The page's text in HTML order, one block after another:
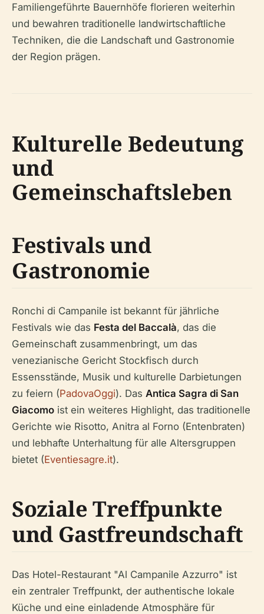
Familiengeführte Bauernhöfe florieren weiterhin
und bewahren traditionelle landwirtschaftliche
Techniken, die die Landschaft und Gastronomie
der Region prägen.
Kulturelle Bedeutung
und
Gemeinschaftsleben
Festivals und
Gastronomie
Ronchi di Campanile ist bekannt für jährliche
Festivals wie das Festa del Baccalà, das die
Gemeinschaft zusammenbringt, um das
venezianische Gericht Stockfisch durch
Essensstände, Musik und kulturelle Darbietungen
zu feiern (PadovaOggi). Das Antica Sagra di San
Giacomo ist ein weiteres Highlight, das traditionelle
Gerichte wie Risotto, Anitra al Forno (Entenbraten)
und lebhafte Unterhaltung für alle Altersgruppen
bietet (Eventiesagre.it).
Soziale Treffpunkte
und Gastfreundschaft
Das Hotel-Restaurant "Al Campanile Azzurro" ist
ein zentraler Treffpunkt, der authentische lokale
Küche und eine einladende Atmosphäre für